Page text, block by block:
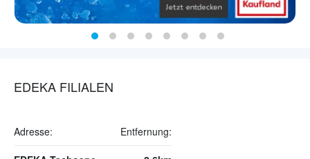
EDEKA FILIALEN
Adresse: Entfernung: